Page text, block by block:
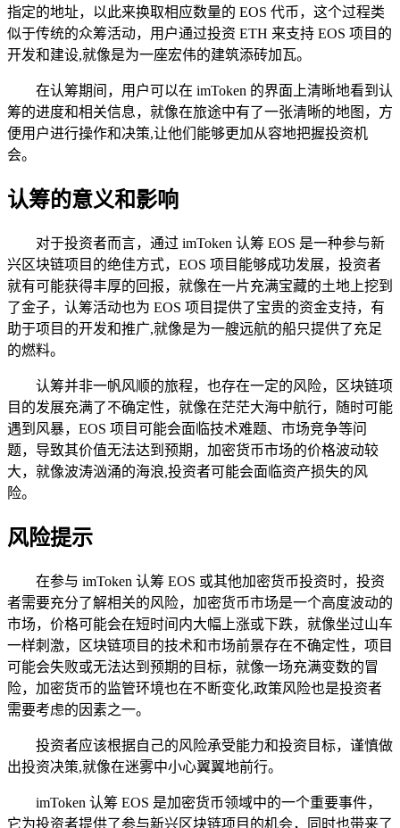
指定的地址，以此来换取相应数量的 EOS 代币，这个过程类
似于传统的众筹活动，用户通过投资 ETH 来支持 EOS 项目的
开发和建设,就像是为一座宏伟的建筑添砖加瓦。
在认筹期间，用户可以在 imToken 的界面上清晰地看到认
筹的进度和相关信息，就像在旅途中有了一张清晰的地图，方
便用户进行操作和决策,让他们能够更加从容地把握投资机
会。
认筹的意义和影响
对于投资者而言，通过 imToken 认筹 EOS 是一种参与新
兴区块链项目的绝佳方式，EOS 项目能够成功发展，投资者
就有可能获得丰厚的回报，就像在一片充满宝藏的土地上挖到
了金子，认筹活动也为 EOS 项目提供了宝贵的资金支持，有
助于项目的开发和推广,就像是为一艘远航的船只提供了充足
的燃料。
认筹并非一帆风顺的旅程，也存在一定的风险，区块链项
目的发展充满了不确定性，就像在茫茫大海中航行，随时可能
遇到风暴，EOS 项目可能会面临技术难题、市场竞争等问
题，导致其价值无法达到预期，加密货币市场的价格波动较
大，就像波涛汹涌的海浪,投资者可能会面临资产损失的风
险。
风险提示
在参与 imToken 认筹 EOS 或其他加密货币投资时，投资
者需要充分了解相关的风险，加密货币市场是一个高度波动的
市场，价格可能会在短时间内大幅上涨或下跌，就像坐过山车
一样刺激，区块链项目的技术和市场前景存在不确定性，项目
可能会失败或无法达到预期的目标，就像一场充满变数的冒
险，加密货币的监管环境也在不断变化,政策风险也是投资者
需要考虑的因素之一。
投资者应该根据自己的风险承受能力和投资目标，谨慎做
出投资决策,就像在迷雾中小心翼翼地前行。
imToken 认筹 EOS 是加密货币领域中的一个重要事件，
它为投资者提供了参与新兴区块链项目的机会，同时也带来了